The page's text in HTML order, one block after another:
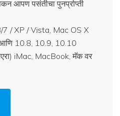
आपण पसंतीचा पुनर्प्राप्ती
7 / XP / Vista, Mac OS X
10.8, 10.9, 10.10
iMac, MacBook, मॅक वर